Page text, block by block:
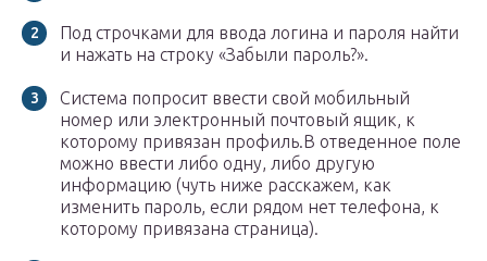
Под строчками для ввода логина и пароля найти
и нажать на строку «Забыли пароль?».
Система попросит ввести свой мобильный
номер или электронный почтовый ящик, к
которому привязан профиль.В отведенное поле
можно ввести либо одну, либо другую
информацию (чуть ниже расскажем, как
изменить пароль, если рядом нет телефона, к
которому привязана страница).